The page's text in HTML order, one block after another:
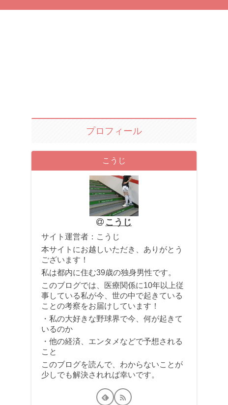
プロフィール
こうじ
こうじ
サイト運営者：こうじ
本サイトにお越しいただき、ありがとう
ございます！
私は都内に住む39歳の独身男性です。
このブログでは、医療関係に10年以上従
事している私が今、世の中で起きている
ことの考察をお届けしています！
・私の大好きな野球界で今、何が起きて
いるのか
・他の経済、エンタメなどで予想される
こと
このブログを読んで、わからないことが
少しでも解決されれば幸いです。